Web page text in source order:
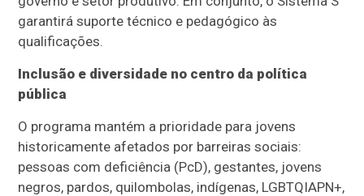
garantirá suporte técnico e pedagógico às
qualificações.
Inclusão e diversidade no centro da política
pública
O programa mantém a prioridade para jovens
historicamente afetados por barreiras sociais:
pessoas com deficiência (PcD), gestantes, jovens
negros, pardos, quilombolas, indígenas, LGBTQIAPN+,